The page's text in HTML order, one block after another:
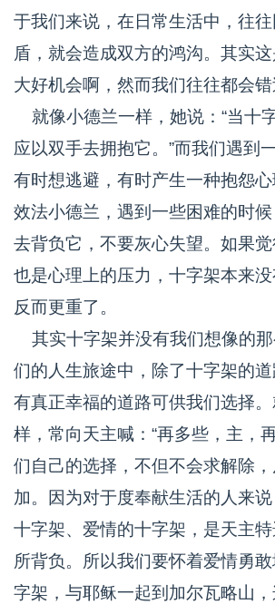
于我们来说，在日常生活中，往
盾，就会造成双方的鸿沟。其实
大好机会啊，然而我们往往都会错
就像小德兰一样，她说：“当十
应以双手去拥抱它。”而我们遇到
有时想逃避，有时产生一种抱怨
效法小德兰，遇到一些困难的时
去背负它，不要灰心失望。如果
也是心理上的压力，十字架本来
反而更重了。
其实十字架并没有我们想像的
们的人生旅途中，除了十字架的
有真正幸福的道路可供我们选择
样，常向天主喊：“再多些，主，
们自己的选择，不但不会求解除
加。因为对于度奉献生活的人来
十字架、爱情的十字架，是天主
所背负。所以我们要怀着爱情勇
字架，与耶稣一起到加尔瓦略山